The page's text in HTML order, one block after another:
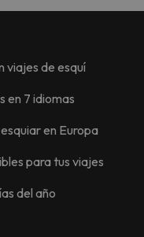
viajes de esquí
en 7 idiomas
en Europa
para tus viajes
del año